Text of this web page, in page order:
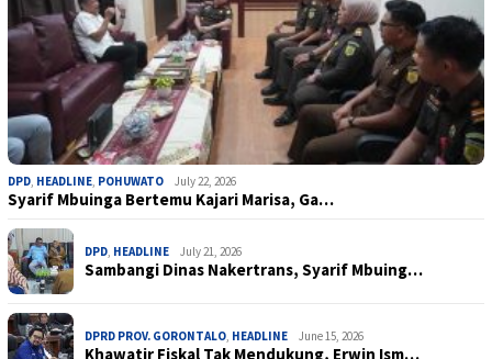
DPD HEADLINE POHUWATO July 22, 2026
Syarif Mbuinga Bertemu Kajari Marisa, Ga…
DPD HEADLINE July 21, 2026
Sambangi Dinas Nakertrans, Syarif Mbuing…
DPRD PROV. GORONTALO HEADLINE June 15, 2026
Khawatir Fiskal Tak Mendukung, Erwin Ism…